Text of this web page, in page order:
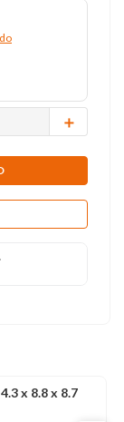
＋
x 8.8 x 8.7